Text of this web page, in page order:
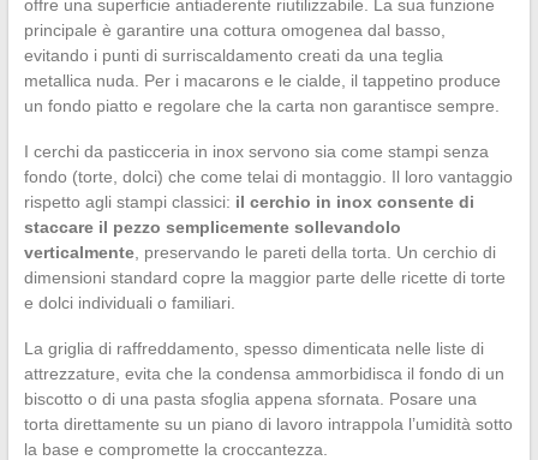
offre una superficie antiaderente riutilizzabile. La sua funzione
principale è garantire una cottura omogenea dal basso,
evitando i punti di surriscaldamento creati da una teglia
metallica nuda. Per i macarons e le cialde, il tappetino produce
un fondo piatto e regolare che la carta non garantisce sempre.
I cerchi da pasticceria in inox servono sia come stampi senza
fondo (torte, dolci) che come telai di montaggio. Il loro vantaggio
rispetto agli stampi classici: il cerchio in inox consente di
staccare il pezzo semplicemente sollevandolo
verticalmente, preservando le pareti della torta. Un cerchio di
dimensioni standard copre la maggior parte delle ricette di torte
e dolci individuali o familiari.
La griglia di raffreddamento, spesso dimenticata nelle liste di
attrezzature, evita che la condensa ammorbidisca il fondo di un
biscotto o di una pasta sfoglia appena sfornata. Posare una
torta direttamente su un piano di lavoro intrappola l’umidità sotto
la base e compromette la croccantezza.